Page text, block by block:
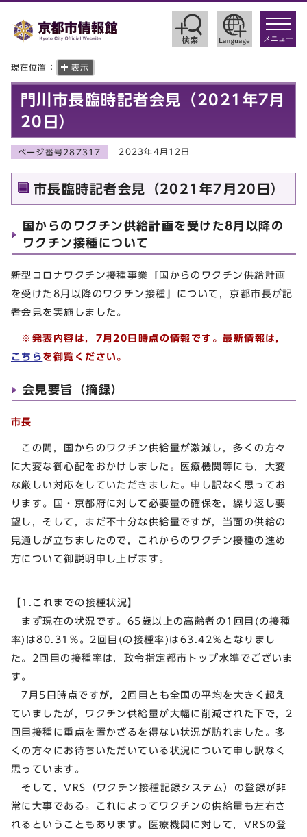
toggle
メニュー
現在位置： 表示
門川市長臨時記者会見（2021年7月
20日）
ページ番号287317 2023年4月12日
市長臨時記者会見（2021年7月20日）
国からのワクチン供給計画を受けた8月以降の
ワクチン接種について
新型コロナワクチン接種事業『国からのワクチン供給計画
を受けた8月以降のワクチン接種』について，京都市長が記
者会見を実施しました。
※ 発表内容は， 7月20日時点の情報です。最新情報は，
こちら を御覧ください。
会見要旨（摘録）
市長
この間，国からのワクチン供給量が激減し，多くの方々
に大変な御心配をおかけしました。医療機関等にも，大変
な厳しい対応をしていただきました。申し訳なく思ってお
ります。国・京都府に対して必要量の確保を，繰り返し要
望し，そして，まだ不十分な供給量ですが，当面の供給の
見通しが立ちましたので，これからのワクチン接種の進め
方について御説明申し上げます。
【1.これまでの接種状況】
まず現在の状況です。65歳以上の高齢者の1回目(の接種
率)は80.31％。2回目(の接種率)は63.42％となりまし
た。2回目の接種率は，政令指定都市トップ水準でございま
す。
7月5日時点ですが，2回目とも全国の平均を大きく超え
ていましたが，ワクチン供給量が大幅に削減された下で，2
回目接種に重点を置かざるを得ない状況が訪れました。多
くの方々にお待ちいただいている状況について申し訳なく
思っています。
そして，VRS（ワクチン接種記録システム）の登録が非
常に大事である。これによってワクチンの供給量も左右さ
れるということもあります。医療機関に対して，VRSの登